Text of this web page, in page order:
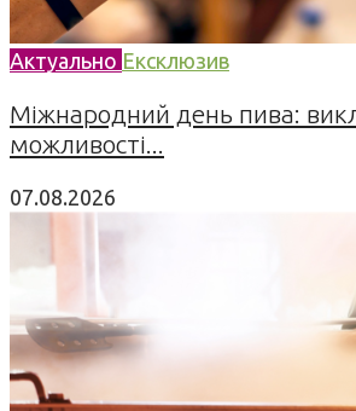
Актуально Ексклюзив
Міжнародний день пива:
можливості...
07.08.2026